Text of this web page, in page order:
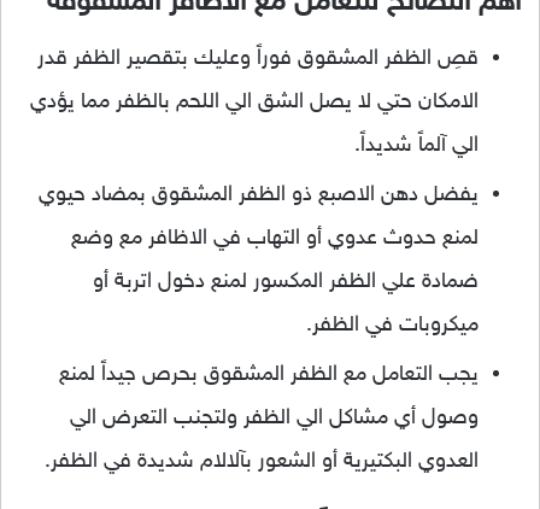
قصِ الظفر المشقوق فوراً وعليك بتقصير الظفر قدر
الامكان حتي لا يصل الشق الي اللحم بالظفر مما يؤدي
الي آلماً شديداً.
يفضل دهن الاصبع ذو الظفر المشقوق بمضاد حيوي
لمنع حدوث عدوي أو التهاب في الاظافر مع وضع
ضمادة علي الظفر المكسور لمنع دخول اتربة أو
ميكروبات في الظفر.
يجب التعامل مع الظفر المشقوق بحرص جيداً لمنع
وصول أي مشاكل الي الظفر ولتجنب التعرض الي
العدوي البكتيرية أو الشعور بآلالام شديدة في الظفر.